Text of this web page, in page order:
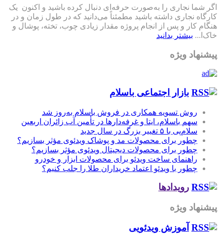
اگر شما نجاری را به‌صورت حرفه‌ای دنبال کرده باشید و اکنون یک
کارگاه نجاری داشته باشید مطمئناً می‌دانید که در طول زمان و در
هنگام کار و پس از انجام پروژه مقدار زیادی چوب، تخته، پوشال و
خاک‌ا... بیشتر بدانید
پیشنهاد ویژه
بازار اجتماعی باسلام
روش تسویه همکاری در فروش باسلام به‌روز شد
سهم باسلام، ایتا و غرفه‌دارها در تأمین آب زائران اربعین
سلام‌پی با ۵ تغییر بزرگ در سال جدید
چطور برای محصولات مد و پوشاک ویدئوی مؤثر بسازیم؟
چطور برای محصولات دیجیتال ویدئوی مؤثر بسازیم؟
راهنمای ساخت ویدئو برای محصولات ابزار و خودرو
چطور با ویدئو اعتماد خریداران طلا را جلب کنیم؟
رویدادها
پیشنهاد ویژه
آموزش‌ ویدئویی